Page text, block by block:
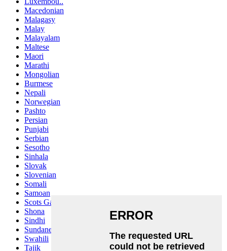
Macedonian
Malagasy
Malay
Malayalam
Maltese
Maori
Marathi
Mongolian
Burmese
Nepali
Norwegian
Pashto
Persian
Punjabi
Serbian
Sesotho
Sinhala
Slovak
Slovenian
Somali
Samoan
Scots Gaelic
Shona
Sindhi
Sundanese
Swahili
Tajik